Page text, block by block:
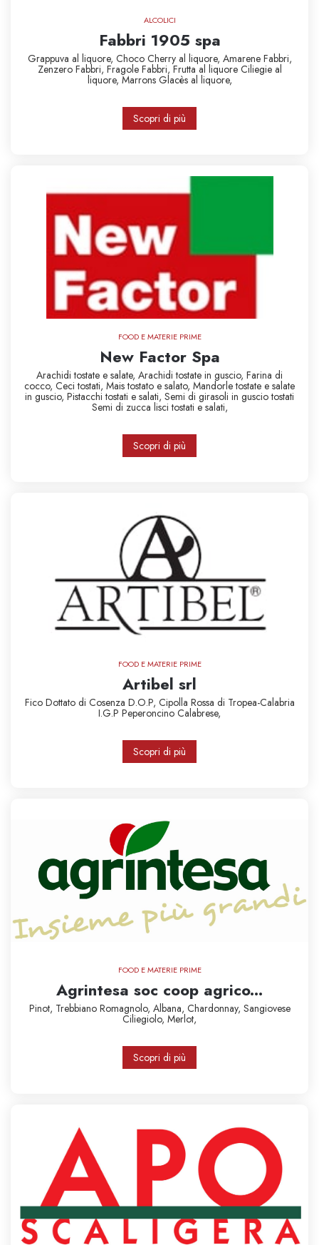
ALCOLICI
Fabbri 1905 spa
Grappuva al liquore, Choco Cherry al liquore, Amarene Fabbri,
Zenzero Fabbri, Fragole Fabbri, Frutta al liquore Ciliegie al
liquore, Marrons Glacès al liquore,
Scopri di più
FOOD E MATERIE PRIME
New Factor Spa
Arachidi tostate e salate, Arachidi tostate in guscio, Farina di
cocco, Ceci tostati, Mais tostato e salato, Mandorle tostate e salate
in guscio, Pistacchi tostati e salati, Semi di girasoli in guscio tostati
Semi di zucca lisci tostati e salati,
Scopri di più
FOOD E MATERIE PRIME
Artibel srl
Fico Dottato di Cosenza D.O.P, Cipolla Rossa di Tropea-Calabria
I.G.P Peperoncino Calabrese,
Scopri di più
FOOD E MATERIE PRIME
Agrintesa soc coop agrico...
Pinot, Trebbiano Romagnolo, Albana, Chardonnay, Sangiovese
Ciliegiolo, Merlot,
Scopri di più